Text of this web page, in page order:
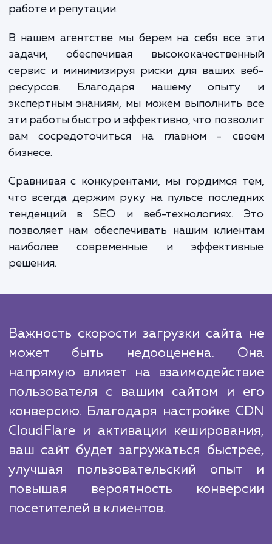
для максимальной производительности
конечном итоге, настройку и
кеширования.
Кроме того, использование
предполагает работу с одной из
передовых и надежных CDN-платформ.
означает, что ваш сайт будет
DDoS-атак и других угроз
В нашем агентстве мы берем на себя все
задачи, обеспечивая
сервис и минимизируя риски для ваших
экспертным знаниям, мы можем выполнить
вам сосредоточиться на главном -
бизнесе.
Сравнивая с конкурентами, мы гордимся
тенденций в SEO и веб-технологиях.
позволяет нам обеспечивать нашим
наиболее современные и
решения.